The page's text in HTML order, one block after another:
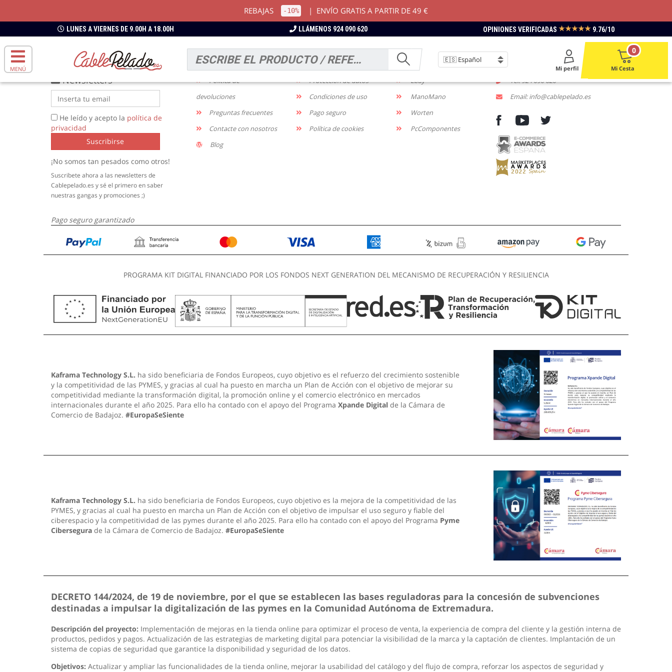
REBAJAS -10% | ENVÍO GRATIS A PARTIR DE 49 €
LUNES A VIERNES DE 9.00H A 18.00H LLÁMENOS 924 090 620 OPINIONES VERIFICADAS ★★★★★ 9.76/10
MENÚ Mi perfil Mi Cesta
0
Newsletters
He leído y acepto la política de
privacidad
Suscribirse
¡No somos tan pesados como otros!
Suscribete ahora a las newsletters de
Cablepelado.es y sé el primero en saber
nuestras gangas y promociones ;)
INFORMACIÓN
Envíos y devoluciones
Política de
devoluciones
Preguntas frecuentes
Contacte con nosotros
Blog
NOTIFICACIONES
Aviso legal
Protección de datos
Condiciones de uso
Pago seguro
Política de cookies
MARKETPLACE
Amazon
Ebay
ManoMano
Worten
PcComponentes
CONTACTENOS
Tel: 924 090 620
Email: info@cablepelado.es
Pago seguro garantizado
PROGRAMA KIT DIGITAL FINANCIADO POR LOS FONDOS NEXT GENERATION DEL MECANISMO DE RECUPERACIÓN Y RESILIENCIA
Kaframa Technology S.L. ha sido beneficiaria de Fondos Europeos, cuyo objetivo es el refuerzo del crecimiento sostenible
y la competitividad de las PYMES, y gracias al cual ha puesto en marcha un Plan de Acción con el objetivo de mejorar su
competitividad mediante la transformación digital, la promoción online y el comercio electrónico en mercados
internacionales durante el año 2025. Para ello ha contado con el apoyo del Programa Xpande Digital de la Cámara de
Comercio de Badajoz. #EuropaSeSiente
Kaframa Technology S.L. ha sido beneficiaria de Fondos Europeos, cuyo objetivo es la mejora de la competitividad de las
PYMES, y gracias al cual ha puesto en marcha un Plan de Acción con el objetivo de impulsar el uso seguro y fiable del
ciberespacio y la competitividad de las pymes durante el año 2025. Para ello ha contado con el apoyo del Programa Pyme
Cibersegura de la Cámara de Comercio de Badajoz. #EuropaSeSiente
DECRETO 144/2024, de 19 de noviembre, por el que se establecen las bases reguladoras para la concesión de subvenciones
destinadas a impulsar la digitalización de las pymes en la Comunidad Autónoma de Extremadura.
Descripción del proyecto: Implementación de mejoras en la tienda online para optimizar el proceso de venta, la experiencia de compra del cliente y la gestión interna de
productos, pedidos y pagos. Actualización de las estrategias de marketing digital para potenciar la visibilidad de la marca y la captación de clientes. Implantación de un
sistema de copias de seguridad que garantice la disponibilidad y seguridad de los datos.
Objetivos: Actualizar y ampliar las funcionalidades de la tienda online, mejorar la usabilidad del catálogo y del flujo de compra, reforzar los aspectos de seguridad y